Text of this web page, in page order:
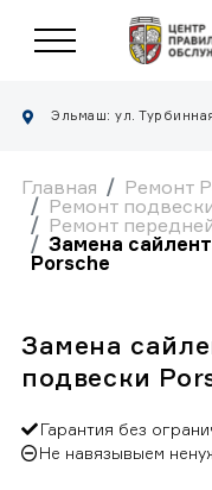
Эльмаш: ул.
Главная
Ремонт
Ремонт
Ремонт
Замена
Porsche
Замена
подвески
Гарантия без
Не навязывыем